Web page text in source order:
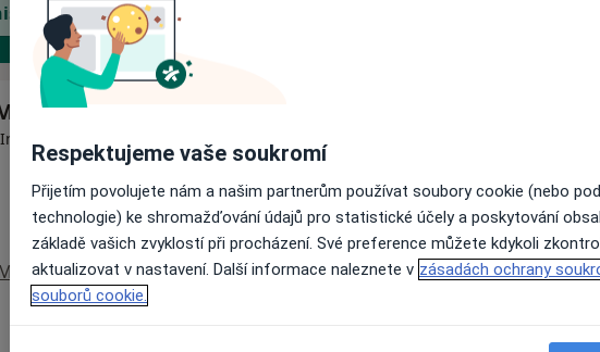
vnitra ČR
Poul
Online rezervace termínu není k
Rezervovat termín
Respektujeme vaše soukromí
Přijetím povolujete nám a našim partnerům používat soubory cookie (nebo
technologie) ke shromažďování údajů pro statistické účely a poskytování
základě vašich zvyklostí při procházení. Své preference můžete kdykoli
aktualizovat v nastavení. Další informace naleznete v zásadách ochrany
souborů cookie.